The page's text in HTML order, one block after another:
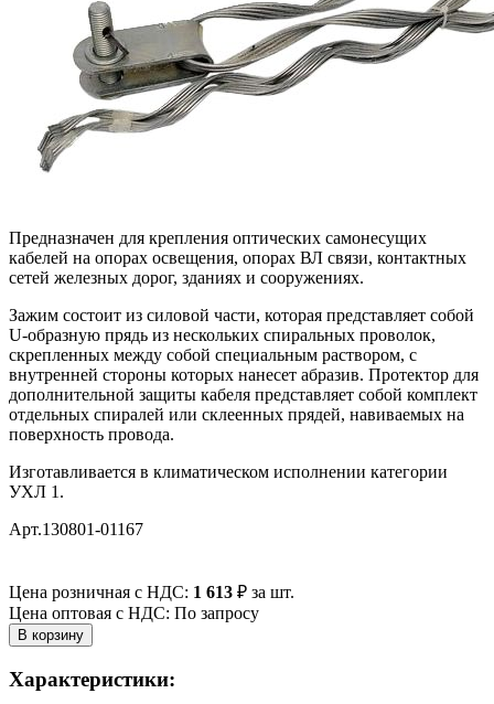
Предназначен для крепления оптических самонесущих
кабелей на опорах освещения, опорах ВЛ связи, контактных
сетей железных дорог, зданиях и сооружениях.
Зажим состоит из силовой части, которая представляет собой
U-образную прядь из нескольких спиральных проволок,
скрепленных между собой специальным раствором, с
внутренней стороны которых нанесет абразив. Протектор для
дополнительной защиты кабеля представляет собой комплект
отдельных спиралей или склеенных прядей, навиваемых на
поверхность провода.
Изготавливается в климатическом исполнении категории
УХЛ 1.
Арт.130801-01167
Цена розничная с НДС: 1 613 ₽ за шт.
Цена оптовая с НДС: По запросу
Характеристики: